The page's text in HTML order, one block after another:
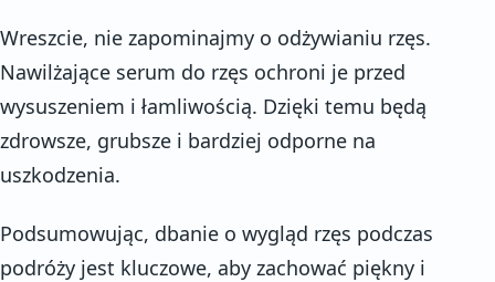
Wreszcie, nie zapominajmy o odżywianiu rzęs.
Nawilżające serum do rzęs ochroni je przed
wysuszeniem i łamliwością. Dzięki temu będą
zdrowsze, grubsze i bardziej odporne na
uszkodzenia.
Podsumowując, dbanie o wygląd rzęs podczas
podróży jest kluczowe, aby zachować piękny i